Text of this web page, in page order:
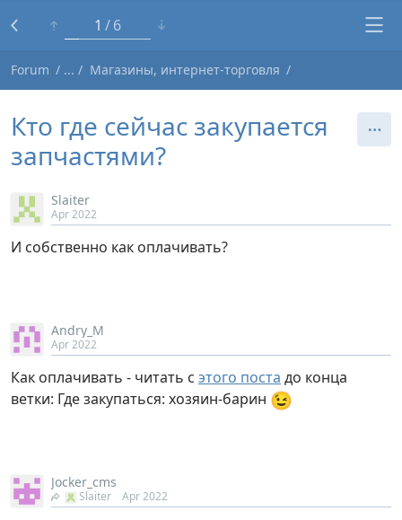
1 6
Forum Магазины, интернет-торговля
Кто где сейчас закупается
запчастями?
Slaiter
Apr 2022
И собственно как оплачивать?
Andry_M
Apr 2022
Как оплачивать - читать с этого поста до конца
ветки: Где закупаться: хозяин-барин 😉
Jocker_cms
Slaiter Apr 2022